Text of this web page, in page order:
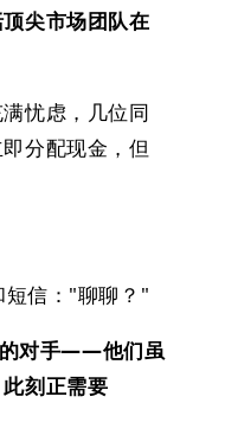
尖市场团队在
忧虑，几位同
分配现金，但
信："聊聊？"
对手——他们虽
刻正需要